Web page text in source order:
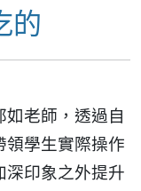
的
老師，透過自
領學生實際操作
深印象之外提升